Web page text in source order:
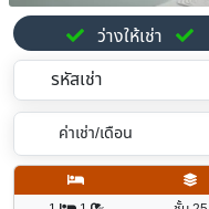
ว่างให้เช่า
รหัสเช่า
ค่าเช่า/เดือน